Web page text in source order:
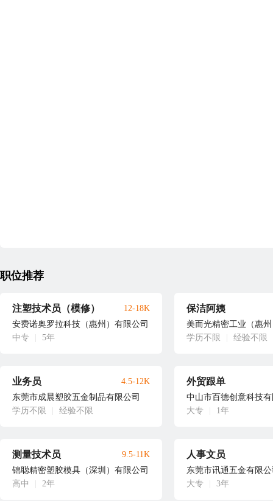
职位推荐
注塑技术员（模修）
安费诺奥罗拉科技（惠州）有限公司
中专
5年
12-18K 保洁阿姨
美而光精密工业（惠
学历不限
经验不限
业务员
东莞市成晨塑胶五金制品有限公司
学历不限
经验不限
4.5-12K 外贸跟单
中山市百德创意科技
大专
1年
测量技术员
锦聪精密塑胶模具（深圳）有限公司
高中
2年
9.5-11K 人事文员
东莞市讯通五金有限
大专
3年